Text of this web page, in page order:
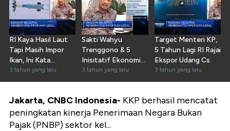
RI Kaya Hasil Laut
Tapi Masih Impor
Ikan, Ini Kata
Menteri KP
3 tahun yang lalu
Sakti Wahyu
Trenggono & 5
Inisitatif Ekonomi
Biru Indonesia
3 tahun yang lalu
Target Menteri KP,
5 Tahun Lagi RI Rajai
Ekspor Udang Cs
3 tahun yang lalu
Jakarta, CNBC Indonesia- KKP berhasil mencatat
peningkatan kinerja Penerimaan Negara Bukan
Pajak (PNBP) sektor kel...